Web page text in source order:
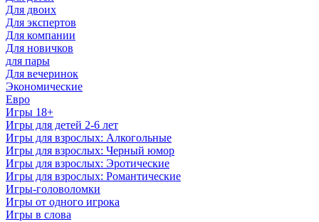
Для двоих
Для экспертов
Для компании
Для новичков
для пары
Для вечеринок
Экономические
Евро
Игры 18+
Игры для детей 2-6 лет
Игры для взрослых: Алкогольные
Игры для взрослых: Черный юмор
Игры для взрослых: Эротические
Игры для взрослых: Романтические
Игры-головоломки
Игры от одного игрока
Игры в слова